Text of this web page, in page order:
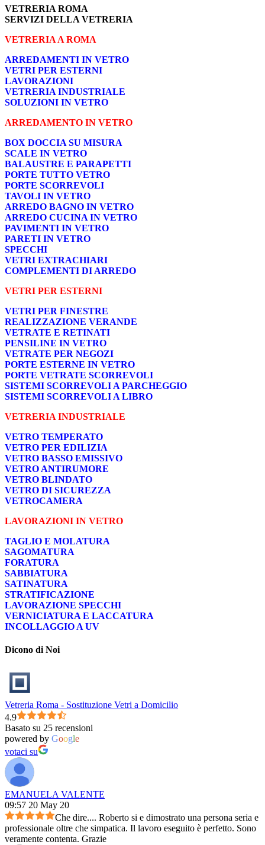
VETRERIA ROMA
SERVIZI DELLA VETRERIA
VETRERIA A ROMA
ARREDAMENTI IN VETRO
VETRI PER ESTERNI
LAVORAZIONI
VETRERIA INDUSTRIALE
SOLUZIONI IN VETRO
ARREDAMENTO IN VETRO
BOX DOCCIA SU MISURA
SCALE IN VETRO
BALAUSTRE E PARAPETTI
PORTE TUTTO VETRO
PORTE SCORREVOLI
TAVOLI IN VETRO
ARREDO BAGNO IN VETRO
ARREDO CUCINA IN VETRO
PAVIMENTI IN VETRO
PARETI IN VETRO
SPECCHI
VETRI EXTRACHIARI
COMPLEMENTI DI ARREDO
VETRI PER ESTERNI
VETRI PER FINESTRE
REALIZZAZIONE VERANDE
VETRATE E RETINATI
PENSILINE IN VETRO
VETRATE PER NEGOZI
PORTE ESTERNE IN VETRO
PORTE VETRATE SCORREVOLI
SISTEMI SCORREVOLI A PARCHEGGIO
SISTEMI SCORREVOLI A LIBRO
VETRERIA INDUSTRIALE
VETRO TEMPERATO
VETRO PER EDILIZIA
VETRO BASSO EMISSIVO
VETRO ANTIRUMORE
VETRO BLINDATO
VETRO DI SICUREZZA
VETROCAMERA
LAVORAZIONI IN VETRO
TAGLIO E MOLATURA
SAGOMATURA
FORATURA
SABBIATURA
SATINATURA
STRATIFICAZIONE
LAVORAZIONE SPECCHI
VERNICIATURA E LACCATURA
INCOLLAGGIO A UV
Dicono di Noi
Vetreria Roma - Sostituzione Vetri a Domicilio
4.9
Basato su 25 recensioni
powered by Google
votaci su
EMANUELA VALENTE
09:57 20 May 20
Che dire.... Roberto si e dimostrato una persona seria e
professionale oltre che simpatica. Il lavoro eseguito è perfetto. Sono
veramente contenta. Grazie